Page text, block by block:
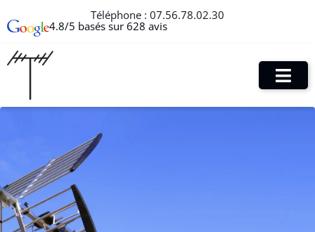
Téléphone : 07.56.78.02.30
4.8/5 basés sur 628 avis